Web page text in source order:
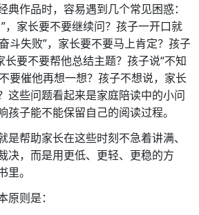
典作品时，容易遇到几个常见困惑：
，家长要不要继续问？孩子一开口就
斗失败”，家长要不要马上肯定？孩子
长要不要帮他总结主题？孩子说“不知
要催他再想一想？孩子不想说，家长
这些问题看起来是家庭陪读中的小问
孩子能不能保留自己的阅读过程。
是帮助家长在这些时刻不急着讲满、
决，而是用更低、更轻、更稳的方
。
则是：